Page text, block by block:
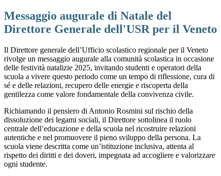
Messaggio augurale di Natale del
Direttore Generale dell'USR per il Veneto
Il Direttore generale dell’Ufficio scolastico regionale per il Veneto
rivolge un messaggio augurale alla comunità scolastica in occasione
delle festività natalizie 2025, invitando studenti e operatori della
scuola a vivere questo periodo come un tempo di riflessione, cura di
sé e delle relazioni, recupero delle energie e riscoperta della
gentilezza come valore fondamentale della convivenza civile.
Richiamando il pensiero di Antonio Rosmini sul rischio della
dissoluzione dei legami sociali, il Direttore sottolinea il ruolo
centrale dell’educazione e della scuola nel ricostruire relazioni
autentiche e nel promuovere il pieno sviluppo della persona. La
scuola viene descritta come un’istituzione inclusiva, attenta al
rispetto dei diritti e dei doveri, impegnata ad accogliere e valorizzare
ogni studente.